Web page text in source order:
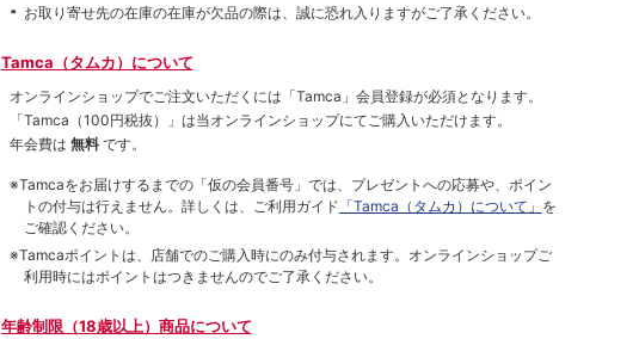
お取り寄せ先の在庫の在庫が欠品の際は、誠に恐れ入りますがご了承ください。
Tamca（タムカ）について
オンラインショップでご注⽂いただくには「Tamca」会員登録が必須となります。
「Tamca （100円税抜）
」は当オンラインショップにてご購⼊いただけます。
年会費は 無料 です。
※Tamcaをお届けするまでの「仮の会員番号」では、プレゼントへの応募や、ポイン
トの付与は⾏えません。詳しくは、ご利⽤ガイド 「Tamca（タムカ）について」 を
ご確認ください。
※Tamcaポイントは、店舗でのご購⼊時にのみ付与されます。オンラインショップご
利用時にはポイントはつきませんのでご了承ください。
年齢制限（18歳以上）商品について